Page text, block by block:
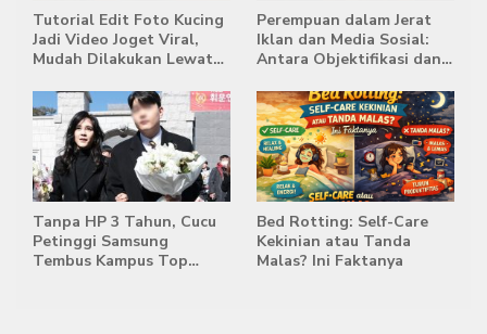
Tutorial Edit Foto Kucing
Jadi Video Joget Viral,
Mudah Dilakukan Lewat
Perempuan dalam Jerat
Iklan dan Media Sosial:
Antara Objektifikasi dan
Tanpa HP 3 Tahun, Cucu
Petinggi Samsung
Tembus Kampus Top
Bed Rotting: Self-Care
Kekinian atau Tanda
Malas? Ini Faktanya